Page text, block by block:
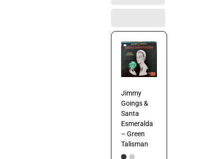
Jimmy
Goings &
Santa
Esmeralda
– Green
Talisman